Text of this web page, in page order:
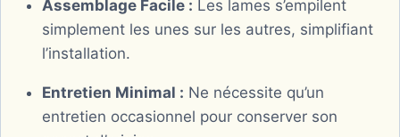
Assemblage Facile : Les lames s’empilent
simplement les unes sur les autres, simplifiant
l’installation.
Entretien Minimal : Ne nécessite qu’un
entretien occasionnel pour conserver son